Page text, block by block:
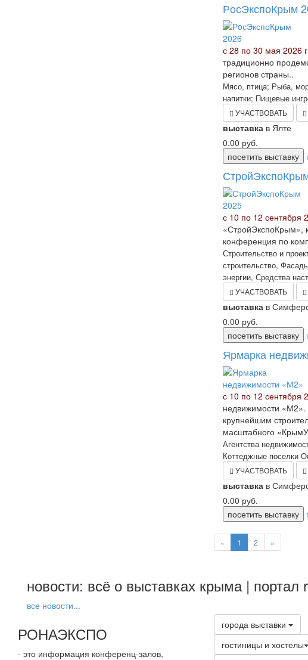
РoсЭкспоКрым
с 28 по 30 мая 2026
традиционно
регионов страны..
Мясо, птица; Рыба,
напитки; Пищевые
УЧАСТВОВАТЬ
выставка в Ялте
0.00 руб.
посетить выставку
с 10 по 12 сентября
«СтройЭкспоКрым»,
конференция по
Строительство и
строительство,
энергии, Средства
УЧАСТВОВАТЬ
выставка в
0.00 руб.
посетить выставку
Ярмарка
с 10 по 12 сентября
недвижимости «М2».
крупнейшим
масштабного
Агентства
Коттеджные поселки
УЧАСТВОВАТЬ
выставка в
0.00 руб.
посетить выставку
« 1 2 »
новости: всё о выставках крыма | портал
все новости...
РОНАЭКСПО
- это информация конференц-залов,
города выставки
гостиницы и хостелы